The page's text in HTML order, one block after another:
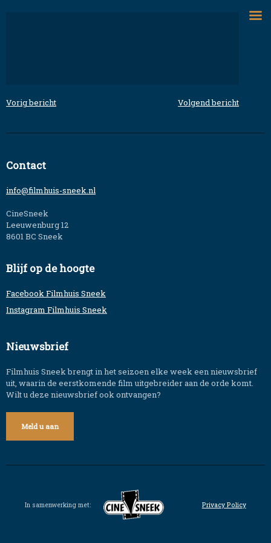
Bericht
navigatie
Vorig bericht Volgend bericht
Contact
info@filmhuis-sneek.nl
CineSneek
Leeuwenburg 12
8601 BC Sneek
Blijf op de hoogte
Facebook Filmhuis Sneek
Instagram Filmhuis Sneek
Nieuwsbrief
Filmhuis Sneek brengt in het seizoen elke week een nieuwsbrief
uit, waarin de eerstkomende film uitgebreider aan de orde komt.
Wilt u deze nieuwsbrief ook ontvangen?
Meld u aan
In samenwerking met: Privacy Policy